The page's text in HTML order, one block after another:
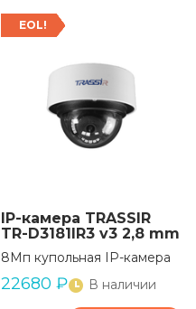
EOL!
IP-камера TRASSIR
TR-D3181IR3 v3 2,8 mm
8Мп купольная IP-камера
22680 ₽ В наличии